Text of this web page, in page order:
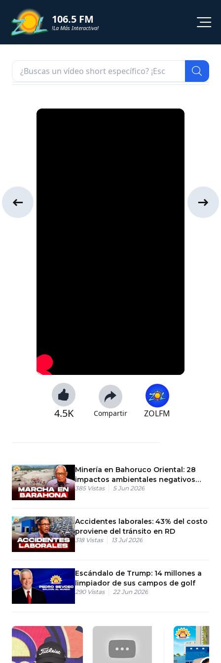
106.5 FM
!La Más Interactiva!
NOTICIAS
ZOL TV
4.5K Compartir ZOLFM
Minería en Bahoruco Oriental: 28
impactos ambientales negativos
aprobados
385 Vistas 5 Jun 2026
Accidentes laborales: 43% del costo
proviene del tránsito en RD
318 Vistas 13 Jul 2026
Escándalo de Trump: 14 millones a
limpiador de sus campos de golf
290 Vistas 22 Jun 2026